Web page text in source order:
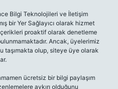
Bilgi Teknolojileri ve İletişim
bir Yer Sağlayıcı olarak hizmet
proaktif olarak denetleme
Ancak, üyelerimiz
taşımakta olup, siteye üye olarak
ücretsiz bir bilgi paylaşım
aykırı olduğunu